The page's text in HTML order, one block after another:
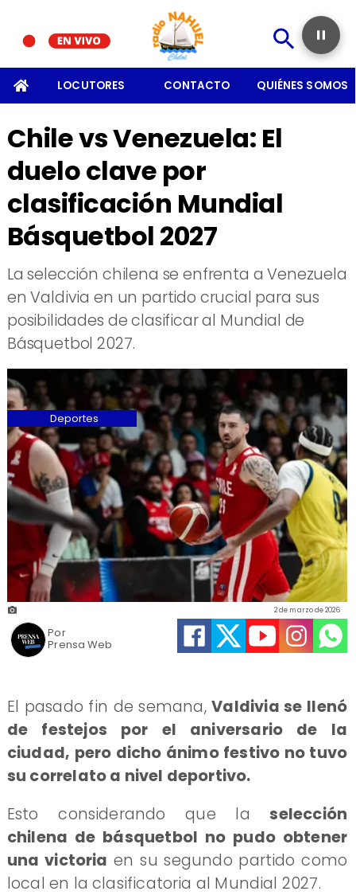
LOCUTORES CONTACTO QUIÉNES SOMOS
Chile vs Venezuela: El
duelo clave por
clasificación Mundial
Básquetbol 2027
La selección chilena se enfrenta a Venezuela
en Valdivia en un partido crucial para sus
posibilidades de clasificar al Mundial de
Básquetbol 2027.
Prensa Web
2 de marzo de 2026
Deportes
Por
El pasado fin de semana,Valdivia se llenó
de festejos por el aniversario de la
ciudad, pero dicho ánimo festivo no tuvo
su correlato a nivel deportivo.
Esto considerando que laselección
chilena de básquetbol no pudo obtener
una victoria en su segundo partido como
local en la clasificatoria al Mundial 2027.